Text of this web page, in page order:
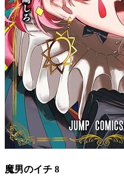
魔男のイチ 8